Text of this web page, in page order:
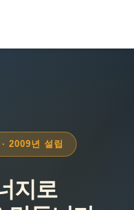
2009년 설립
지로